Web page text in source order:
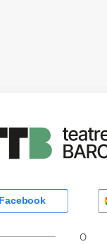
Facebook
O